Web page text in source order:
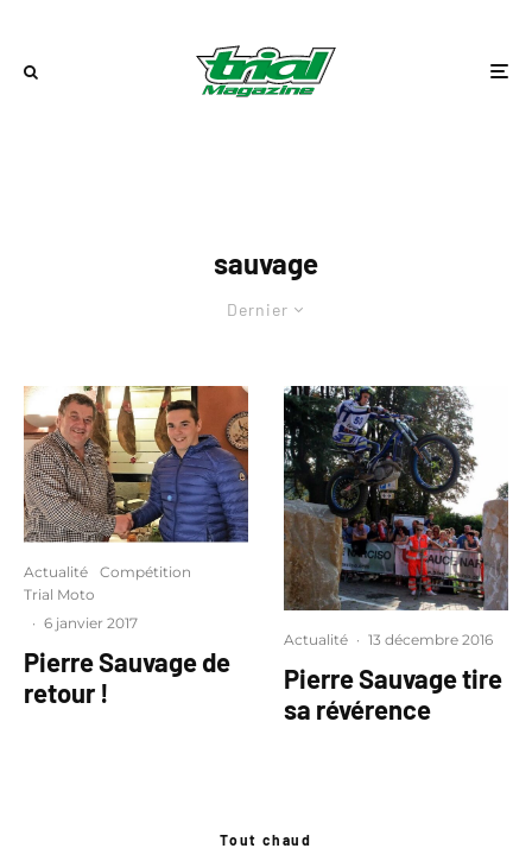
sauvage
Dernier
Actualité
Compétition
Trial Moto
· 6 janvier 2017
Pierre Sauvage de
retour !
Actualité · 13 décembre 2016
Pierre Sauvage tire
sa révérence
Tout chaud